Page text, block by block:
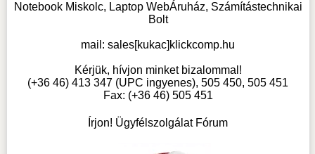
Notebook Miskolc, Laptop WebÁruház, Számítástechnikai
Bolt
mail:sales[kukac]klickcomp.hu
Kérjük, hívjon minket bizalommal!
(+36 46) 413 347 (UPC ingyenes), 505 450, 505 451
Fax: (+36 46) 505 451
Írjon! Ügyfélszolgálat Fórum